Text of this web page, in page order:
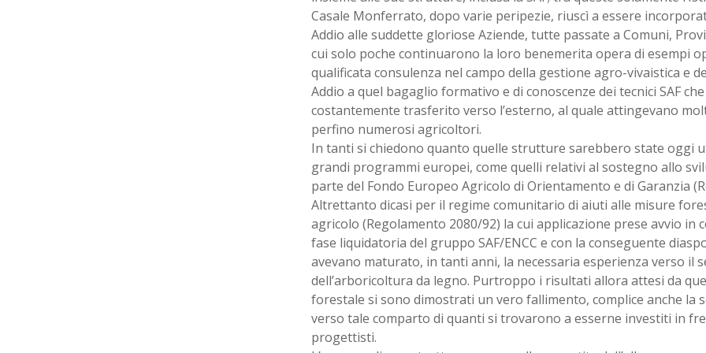
Casale Monferrato, dopo varie peripezie, riuscì a essere
Addio alle suddette gloriose Aziende, tutte passate a Comuni,
cui solo poche continuarono la loro benemerita opera di esempi
qualificata consulenza nel campo della gestione agro-vivaistica e
Addio a quel bagaglio formativo e di conoscenze dei tecnici SAF
costantemente trasferito verso l’esterno, al quale attingevano
perfino numerosi agricoltori.
In tanti si chiedono quanto quelle strutture sarebbero state oggi
grandi programmi europei, come quelli relativi al sostegno allo
parte del Fondo Europeo Agricolo di Orientamento e di Garanzia
Altrettanto dicasi per il regime comunitario di aiuti alle misure
agricolo (Regolamento 2080/92) la cui applicazione prese avvio in
fase liquidatoria del gruppo SAF/ENCC e con la conseguente
avevano maturato, in tanti anni, la necessaria esperienza verso il
dell’arboricoltura da legno. Purtroppo i risultati allora attesi da
forestale si sono dimostrati un vero fallimento, complice anche la
verso tale comparto di quanti si trovarono a esserne investiti in
progettisti.